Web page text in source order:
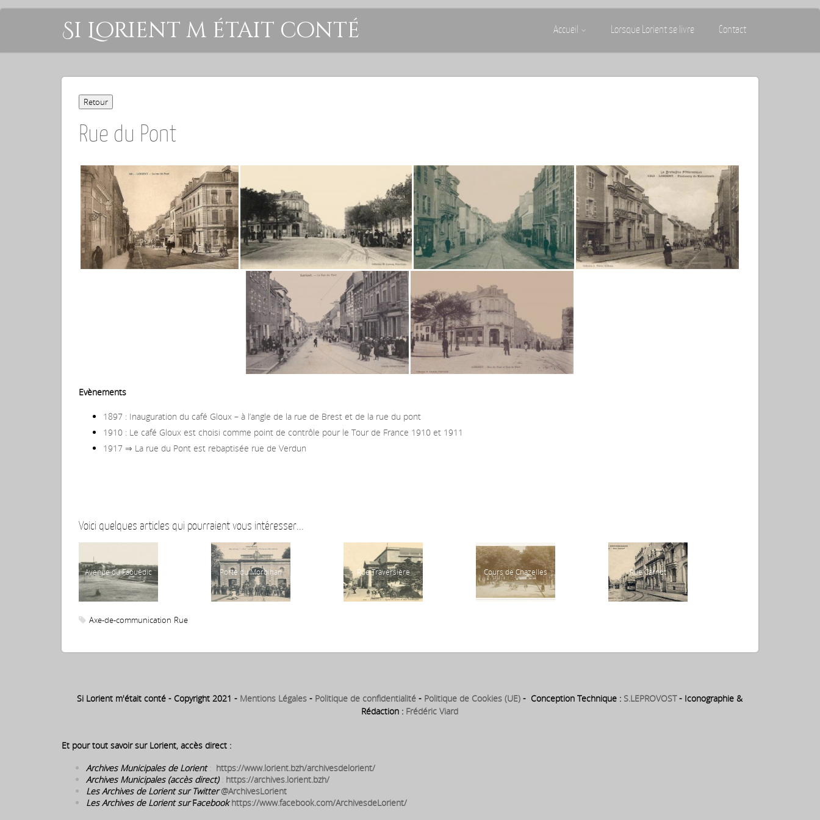
Si Lorient m était conté Accueil Lorsque Lorient se livre Contact
Rue du Pont
Evènements
1897 : Inauguration du café Gloux – à l’angle de la rue de Brest et de la rue du pont
1910 : Le café Gloux est choisi comme point de contrôle pour le Tour de France 1910 et 1911
1917 ⇒ La rue du Pont est rebaptisée rue de Verdun
Voici quelques articles qui pourraient vous intéresser...
Avenue du Faouëdic Porte du Morbihan Rue Traversière Cours de Chazelles Rue Carnot
Axe-de-communication Rue
Si Lorient m'était conté - Copyright 2021 - Mentions Légales - Politique de confidentialité - Politique de Cookies (UE) - Conception Technique :S.LEPROVOST- Iconographie &
Rédaction : Frédéric Viard
Et pour tout savoir sur Lorient, accès direct :
Archives Municipales de Lorient
https://www.lorient.bzh/archivesdelorient/
Archives Municipales (accès direct): https://archives.lorient.bzh/
Les Archives de Lorient sur Twitter @ArchivesLorient
Les Archives de Lorient sur Facebook https://www.facebook.com/ArchivesdeLorient/